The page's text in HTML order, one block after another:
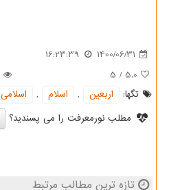
1400/06/31
16:23:39
5.0
/
5
تگها:
اربعین , اسلام , اسلامی
مطلب نورمعرفت را می پسندید؟
تازه ترین مطالب مرتبط